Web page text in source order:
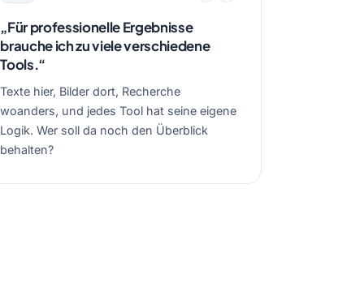
„Für professionelle Ergebnisse
brauche ich zu viele verschiedene
Tools.“
Texte hier, Bilder dort, Recherche
woanders, und jedes Tool hat seine eigene
Logik. Wer soll da noch den Überblick
behalten?